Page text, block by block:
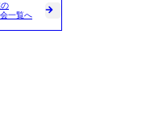
一覧へ